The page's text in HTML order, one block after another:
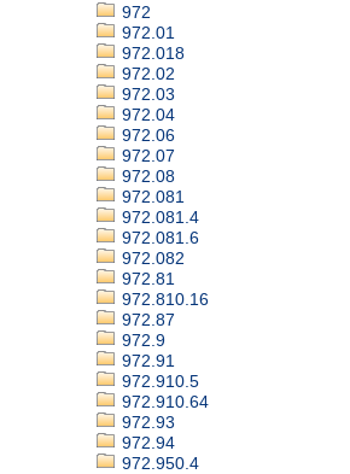
972
972.01
972.018
972.02
972.03
972.04
972.06
972.07
972.08
972.081
972.081.4
972.081.6
972.082
972.81
972.810.16
972.87
972.9
972.91
972.910.5
972.910.64
972.93
972.94
972.950.4